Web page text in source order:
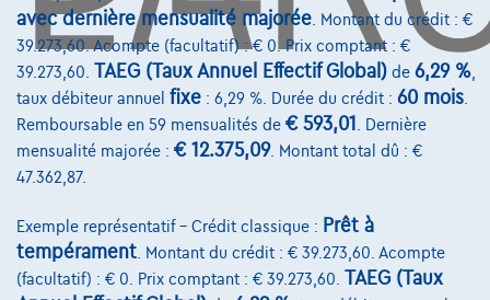
avec dernière mensualité majorée. Montant du crédit : €
39.273,60. Acompte (facultatif) : € 0. Prix comptant : €
39.273,60.
TAEG (Taux Annuel Effectif Global) de 6,29 %,
taux débiteur annuel fixe : 6,29 %. Durée du crédit : 60 mois.
Remboursable en 59 mensualités de € 593,01 . Dernière
mensualité majorée : € 12.375,09. Montant total dû : €
47.362,87.
Exemple représentatif – Crédit classique : Prêt à
tempérament . Montant du crédit : € 39.273,60. Acompte
(facultatif) : € 0. Prix comptant : € 39.273,60. TAEG (Taux
Assurance auto
Leasing
Sur Nous
Devenez client
Qui nous sommes
Charte de qualité